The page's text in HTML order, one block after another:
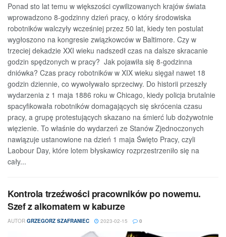
Ponad sto lat temu w większości cywilizowanych krajów świata
wprowadzono 8-godzinny dzień pracy, o który środowiska
robotników walczyły wcześniej przez 50 lat, kiedy ten postulat
wygłoszono na kongresie związkowców w Baltimore. Czy w
trzeciej dekadzie XXI wieku nadszedł czas na dalsze skracanie
godzin spędzonych w pracy? Jak pojawiła się 8-godzinna
dniówka? Czas pracy robotników w XIX wieku sięgał nawet 18
godzin dziennie, co wywoływało sprzeciwy. Do historii przeszły
wydarzenia z 1 maja 1886 roku w Chicago, kiedy policja brutalnie
spacyfikowała robotników domagających się skrócenia czasu
pracy, a grupę protestujących skazano na śmierć lub dożywotnie
więzienie. To właśnie do wydarzeń ze Stanów Zjednoczonych
nawiązuje ustanowione na dzień 1 maja Święto Pracy, czyli
Laobour Day, które lotem błyskawicy rozprzestrzeniło się na
cały...
Kontrola trzeźwości pracowników po nowemu.
Szef z alkomatem w kaburze
AUTOR GRZEGORZ SZAFRANIEC 2023-02-15 0